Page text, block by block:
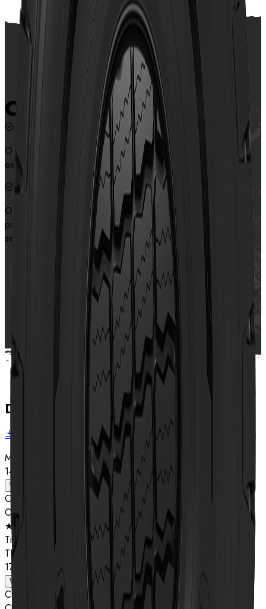
Características
O desenho de blocos grandes e sulcos otimizados oferece
excelente tração e aderência em condições de neve e gelo.
O desenho em zigue-zague da banda de rodagem
proporciona resistência ao escorregamento, aumentando a
segurança em neve e gelo.
Contate-nos
Dados técnicos
Medida
14.00R24
Ver detalhes
Composto
Classificação de estrelas
★
Tipo
TL
17.5R25
Ver detalhes
Composto